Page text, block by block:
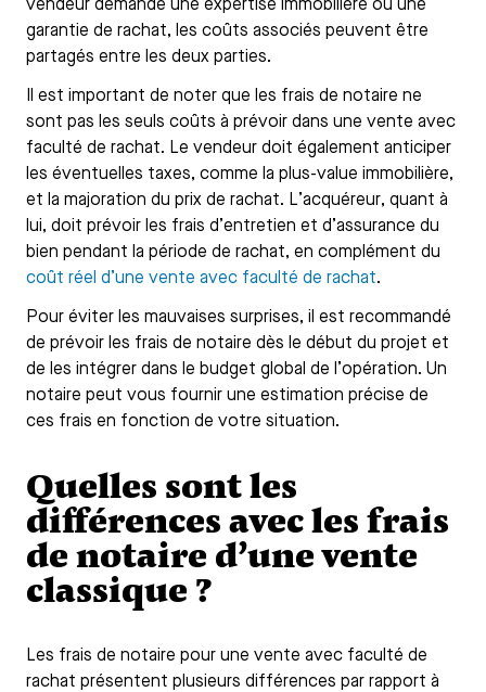
vendeur demande une expertise immobilière ou une
garantie de rachat, les coûts associés peuvent être
partagés entre les deux parties.
Il est important de noter que les frais de notaire ne
sont pas les seuls coûts à prévoir dans une vente avec
faculté de rachat. Le vendeur doit également anticiper
les éventuelles taxes, comme la plus-value immobilière,
et la majoration du prix de rachat. L’acquéreur, quant à
lui, doit prévoir les frais d’entretien et d’assurance du
bien pendant la période de rachat, en complément du
coût réel d’une vente avec faculté de rachat.
Pour éviter les mauvaises surprises, il est recommandé
de prévoir les frais de notaire dès le début du projet et
de les intégrer dans le budget global de l’opération. Un
notaire peut vous fournir une estimation précise de
ces frais en fonction de votre situation.
Quelles sont les
différences avec les frais
de notaire d’une vente
classique ?
Les frais de notaire pour une vente avec faculté de
rachat présentent plusieurs différences par rapport à